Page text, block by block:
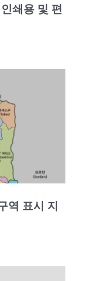
쇄용 및 편
역 표시 지